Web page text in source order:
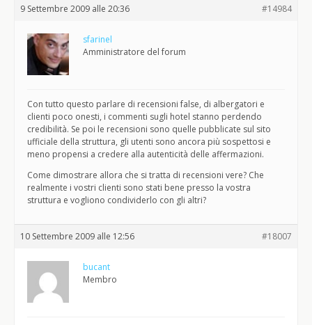
9 Settembre 2009 alle 20:36 #14984
sfarinel
Amministratore del forum
Con tutto questo parlare di recensioni false, di albergatori e
clienti poco onesti, i commenti sugli hotel stanno perdendo
credibilità. Se poi le recensioni sono quelle pubblicate sul sito
ufficiale della struttura, gli utenti sono ancora più sospettosi e
meno propensi a credere alla autenticità delle affermazioni.
Come dimostrare allora che si tratta di recensioni vere? Che
realmente i vostri clienti sono stati bene presso la vostra
struttura e vogliono condividerlo con gli altri?
10 Settembre 2009 alle 12:56 #18007
bucant
Membro